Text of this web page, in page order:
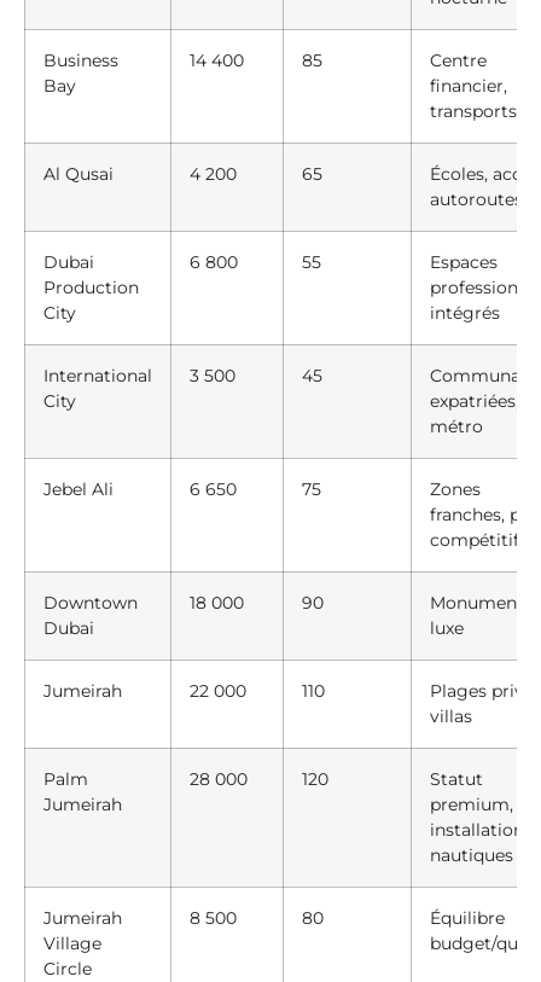
Business
Bay
14 400 85
Centre
financier,
transports
Al Qusai 4 200 65
Écoles, accès
autoroutes
Dubai
Production
City
6 800 55
Espaces
intégrés
International
City
3 500 45
expatriées,
métro
Jebel Ali 6 650 75
Zones
franches, prix
compétitifs
Downtown
Dubai
18 000 90
Monuments,
luxe
Jumeirah 22 000 110
Plages
villas
Palm
Jumeirah
28 000 120
Statut
premium,
installations
nautiques
Jumeirah
Village
Circle
8 500 80
Équilibre
budget/